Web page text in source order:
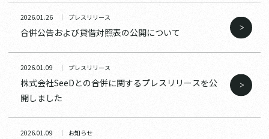
2026.01.26 プレスリリース
合併公告および貸借対照表の公開について
2026.01.09 プレスリリース
株式会社SeeDとの合併に関するプレスリリースを公
開しました
2026.01.09 お知らせ